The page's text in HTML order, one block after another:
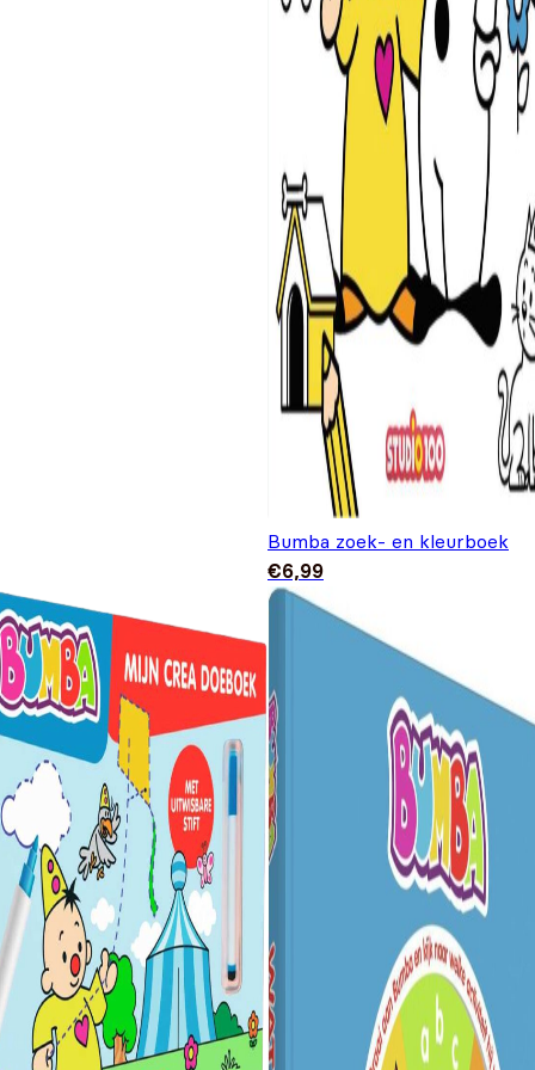
Bumba zoek- en kleurboek
€6,99